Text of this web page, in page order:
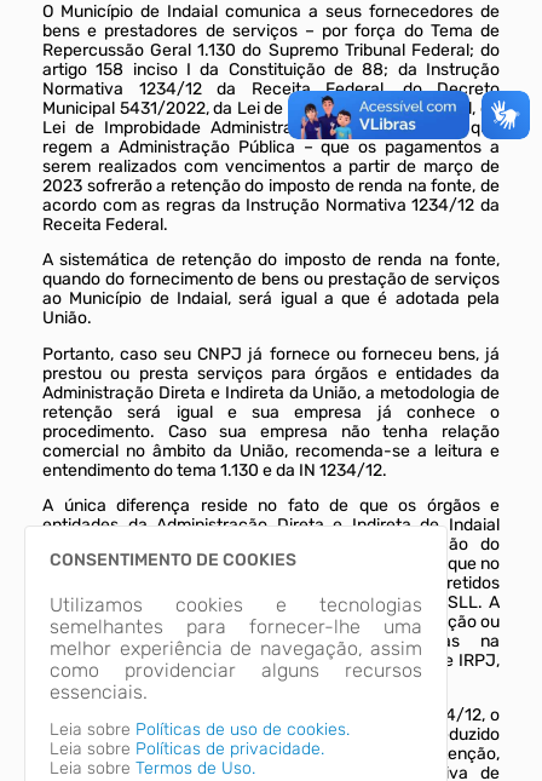
O Município de Indaial comunica a seus fornecedores de
bens e prestadores de serviços – por força do Tema de
Repercussão Geral 1.130 do Supremo Tribunal Federal; do
artigo 158 inciso I da Constituição de 88; da Instrução
Normativa 1234/12 da Receita Federal, do Decreto
Municipal 5431/2022, da Lei de Responsabilidade Fiscal, da
Lei de Improbidade Administrativa e dos princípios que
regem a Administração Pública – que os pagamentos a
serem realizados com vencimentos a partir de março de
2023 sofrerão a retenção do imposto de renda na fonte, de
acordo com as regras da Instrução Normativa 1234/12 da
Receita Federal.
A sistemática de retenção do imposto de renda na fonte,
quando do fornecimento de bens ou prestação de serviços
ao Município de Indaial, será igual a que é adotada pela
União.
Portanto, caso seu CNPJ já fornece ou forneceu bens, já
prestou ou presta serviços para órgãos e entidades da
Administração Direta e Indireta da União, a metodologia de
retenção será igual e sua empresa já conhece o
procedimento. Caso sua empresa não tenha relação
comercial no âmbito da União, recomenda-se a leitura e
entendimento do tema 1.130 e da IN 1234/12.
A única diferença reside no fato de que os órgãos e
entidades da Administração Direta e Indireta de Indaial
reterão apenas os valores referentes à retenção do
Imposto de Renda Pessoa Jurídica (IRPJ), enquanto que no
âmbito da União, além da retenção do IRPJ, são retidos
também os valores relativos ao Pis, ao Cofins e à CSLL. A
retenção do IRPJ pelo Município não representa criação ou
majoração do tributo, constituindo-se apenas na
antecipação do valor que deverá ser pago a título de IRPJ,
pela pessoa jurídica, à Receita Federal.
De acordo com o art. 9º da Instrução Normativa 1234/12, o
valor do IRPJ retido poderá ser compensado ou deduzido
pelo fornecedor ou prestador que sofreu a retenção,
conforme regras descritas na instrução normativa de
CONSENTIMENTO DE COOKIES
Utilizamos cookies e tecnologias
semelhantes para fornecer-lhe uma
melhor experiência de navegação, assim
como providenciar alguns recursos
essenciais.
Leia sobre Políticas de uso de cookies.
Leia sobre Políticas de privacidade.
Leia sobre Termos de Uso.